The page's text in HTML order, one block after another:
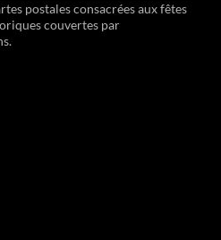
postales consacrées aux fêtes
couvertes par